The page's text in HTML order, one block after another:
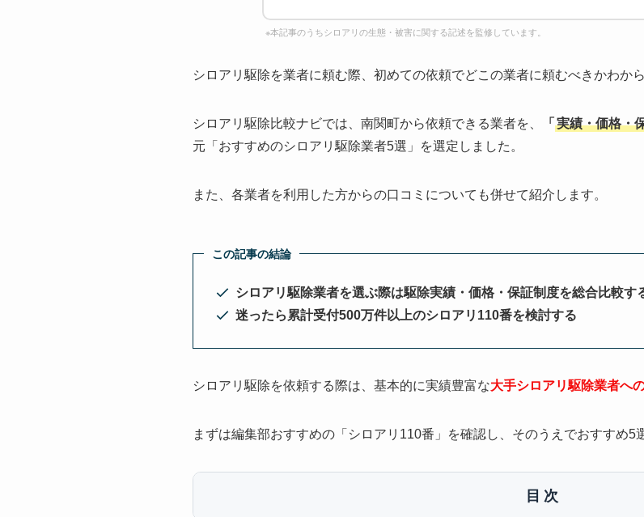
※本記事のうちシロアリの生態・被害に関する記述を監修しています。
シロアリ駆除を業者に頼む際、初めての依頼でどこの業者に頼むべきかわか
シロアリ駆除比較ナビでは、南関町から依頼できる業者を、 「 実績・価格・
元「おすすめのシロアリ駆除業者5選」を選定しました。
また、各業者を利用した方からの口コミについても併せて紹介します。
この記事の結論
シロアリ駆除業者を選ぶ際は駆除実績・価格・保証制度を総合比較す
迷ったら累計受付500万件以上のシロアリ110番を検討する
シロアリ駆除を依頼する際は、基本的に実績豊富な大手シロアリ駆除業者へ
まずは編集部おすすめの「シロアリ110番」を確認し、そのうえでおすすめ5
目次